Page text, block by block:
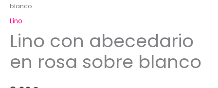
blanco
Lino
Lino con abecedario
en rosa sobre blanco